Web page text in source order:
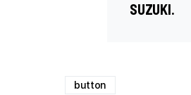
SUZUKI.
button